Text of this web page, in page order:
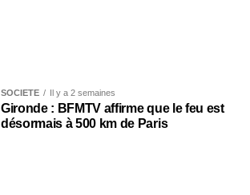
SOCIÉTÉ Il y a 2 semaines
Gironde : BFMTV affirme que le feu est
désormais à 500 km de Paris